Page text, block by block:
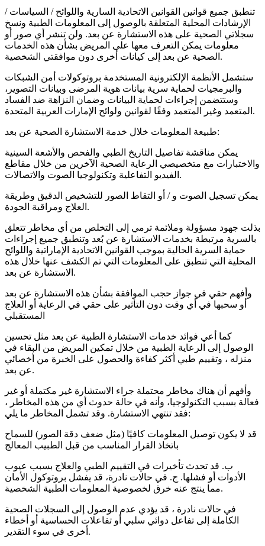
تنطبق جميع قوانين القوانين الاتحادية السارية واللوائح / السياسات /
الإرشادات المحلية المتعلقة بالوصول إلى المعلومات الطبية ونسخ
سجلاتي الصحية على هذه الاستشارة عن بعد. ولن تنشر أي صور أو
معلومات يمكن التعرف معها على المريض بشأن هذه الخدمات
الصحية عن بعد إلى كيانات أخرى دون موافقتي الشخصية.
ستشمل الأنظمة الإلكترونية المستخدمة بروتوكولات أمن الشبكات
والبرمجيات لحماية سرية بيانات هوية المرضى وبيانات التصوير،
وستتضمن إجراءات لحماية البيانات وضمان النزاهة ضد الفساد
المتعمد وغير المتعمد وفقًا لقوانين ولوائح الإمارات العربية المتحدة.
طبيعة المعلومات خلال خدمة الاستشارة الصحية عن بعد:
يمكن مناقشة تفاصيل التاريخ الطبي والفحص والأشعة السينية
والاختبارات مع متخصيصي الرعاية الصحية الآخرين من خلال مقاطع
الفيديو التفاعلية وتكنولوجيا الصوت والاتصالات.
يمكن تسجيل الصوت و / أو التقاط الصور للتشخيص الدقيق وطريقة
العلاج ومراقبة الجودة.
بذلت جهود مسؤولة وملائمة ترمي إلى التخلص من أي مخاطر تتعلق
بالسرية مرتبطة بخدمات الاستشارة عن بُعد وتنطبق جميع إجراءات
حماية السرية الحالية بموجب القوانين الاتحادية الإماراتية واللوائح
المحلية التي تنطبق على المعلومات التي تم الكشف عنها خلال هذه
الاستشارة عن بعد.
وأفهم حقي في جواز حجب الموافقة بشأن هذه الاستشارة عن بعد
أو سحبها في أي وقت دون التأثير على حقي في الرعاية أو العلاج
المستقبلي
كما أعي فوائد خدمات الاستشارة الطبية عن بعد مثل تحسين
الوصول إلى الرعاية الطبية من خلال تمكين المريض من البقاء في
منزله ، وتقييم طبي أكثر كفاءة والحصول على الخبرة من أخصائي
عن بعد.
وأفهم أن هناك مخاطر محتملة جراء الاستشارة غير مكتملة أو غير
فعالة بسبب التكنولوجيا، وأنه في حالة حدوث أي من هذه المخاطر ،
فقد تنتهي الاستشارة. وقد تشمل المخاطر ما يلي:
قد لا يكون توصيل المعلومات كافيًا (مثل ضعف دقة الصور) للسماح
باتخاذ القرار المناسب من قبل الطبيب المعالج
ب. قد تحدث تأخيرات في التقييم الطبي والعلاج بسبب عيوب
الأدوات أو فشلها. ج. في حالات نادرة، قد يفشل بروتوكول الأمان
مما ينتج عنه خرق لخصوصية المعلومات الطبية الشخصية.
في حالات نادرة ، قد يؤدي عدم الوصول إلى السجلات الصحية
الكاملة إلى تفاعل دوائي سلبي أو تفاعلات الحساسية أو أخطاء
أخرى في سوء التقدير.